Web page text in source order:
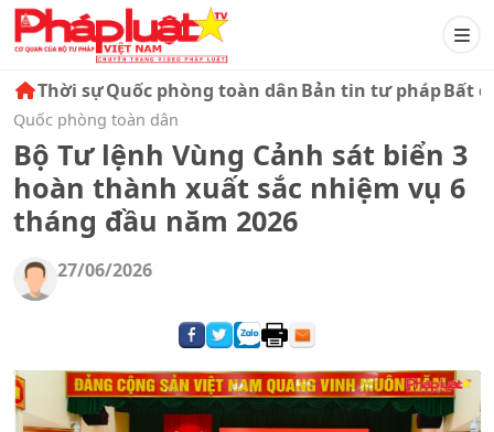
Thời sựQuốc phòng toàn dânBản tin tư phápBất
Quốc phòng toàn dân
Bộ Tư lệnh Vùng Cảnh sát biển 3
hoàn thành xuất sắc nhiệm vụ 6
tháng đầu năm 2026
27/06/2026